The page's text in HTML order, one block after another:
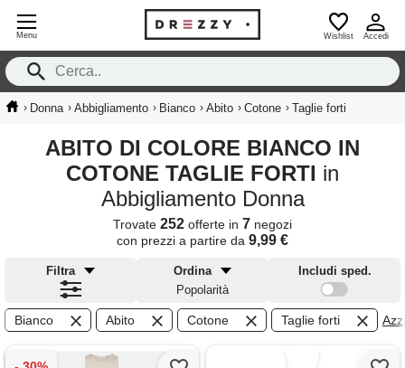
Menu Wishlist Accedi
› Donna › Abbigliamento › Bianco › Abito › Cotone › Taglie forti
ABITO DI COLORE BIANCO IN
COTONE TAGLIE FORTI in
Abbigliamento Donna
Trovate 252 offerte in 7 negozi
con prezzi a partire da 9,99 €
Filtra
Ordina
Popolarità
Includi sped.
Bianco Abito Cotone Taglie forti